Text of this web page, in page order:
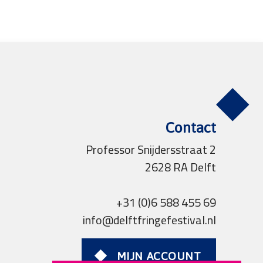
Contact
Professor Snijdersstraat 2
2628 RA Delft
+31 (0)6 588 455 69
info@delftfringefestival.nl
MIJN ACCOUNT